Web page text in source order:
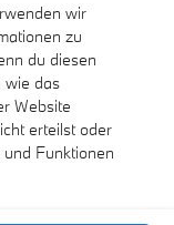
wir
zu
du diesen
wie das
Website
erteilst oder
Funktionen